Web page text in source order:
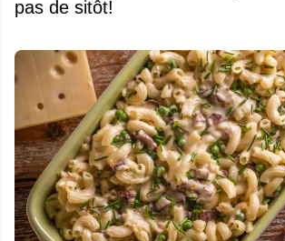
pas de sitôt!